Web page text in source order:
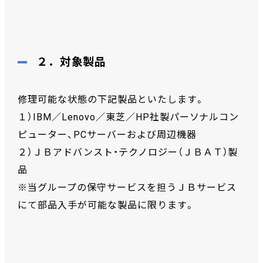
２．対象製品
修理可能な状態の下記製品といたします。
１）IBM／Lenovo／東芝／HP社製パーソナルコン
ピューター、PCサーバーおよび周辺機器
２）ＪＢアドバンスト・テクノロジー（ＪＢＡＴ）製
品
※当グループの保守サービスを担うＪＢサービス
にて部品入手が可能な製品に限ります。